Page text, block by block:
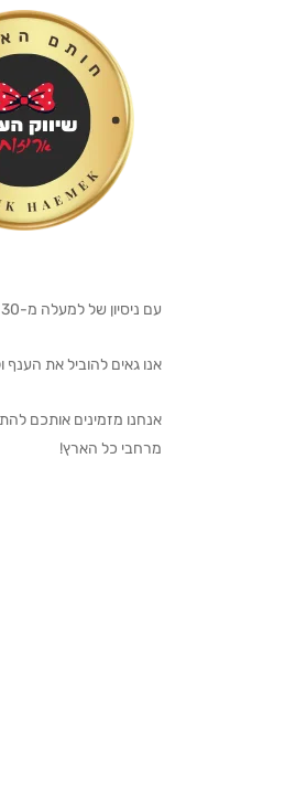
עם ניסיון של למעלה מ-30 שנים,
אנו גאים להוביל את הענף
מרחבי כל הארץ!